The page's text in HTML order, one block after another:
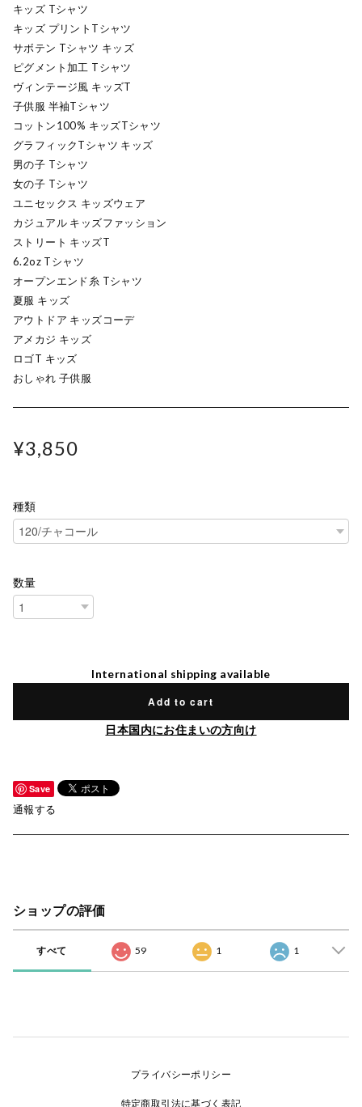
キッズ Tシャツ
キッズ プリントTシャツ
サボテン Tシャツ キッズ
ピグメント加工 Tシャツ
ヴィンテージ風 キッズT
子供服 半袖Tシャツ
コットン100% キッズTシャツ
グラフィックTシャツ キッズ
男の子 Tシャツ
女の子 Tシャツ
ユニセックス キッズウェア
カジュアル キッズファッション
ストリート キッズT
6.2oz Tシャツ
オープンエンド糸 Tシャツ
夏服 キッズ
アウトドア キッズコーデ
アメカジ キッズ
ロゴT キッズ
おしゃれ 子供服
¥3,850
種類
数量
International shipping available
Add to cart
日本国内にお住まいの方向け
Save
通報する
ショップの評価
すべて 59 1 1
プライバシーポリシー
特定商取引法に基づく表記